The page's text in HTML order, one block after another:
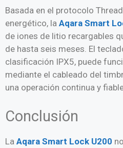
Basada en el protocolo
energético, la Aqara Smart
de iones de litio recargables
de hasta seis meses. El
clasificación IPX5, puede
mediante el cableado del
una operación continua y
Conclusión
La Aqara Smart Lock U200